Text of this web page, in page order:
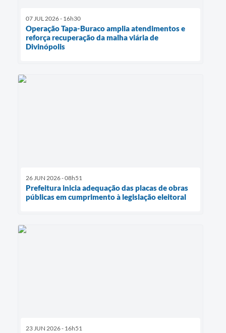
07 JUL 2026 - 16h30
Operação Tapa-Buraco amplia atendimentos e
reforça recuperação da malha viária de
Divinópolis
26 JUN 2026 - 08h51
Prefeitura inicia adequação das placas de obras
públicas em cumprimento à legislação eleitoral
23 JUN 2026 - 16h51